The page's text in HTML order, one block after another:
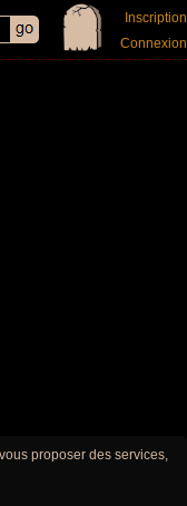
Inscription
Connexion
proposer des services,